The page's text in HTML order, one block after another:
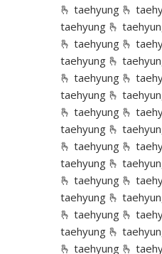
🫰 taehyung 🫰
taehyung 🫰
🫰 taehyung 🫰
taehyung 🫰
🫰 taehyung 🫰
taehyung 🫰
🫰 taehyung 🫰
taehyung 🫰
🫰 taehyung 🫰
taehyung 🫰
🫰 taehyung 🫰
taehyung 🫰
🫰 taehyung 🫰
taehyung 🫰
🫰 taehyung 🫰